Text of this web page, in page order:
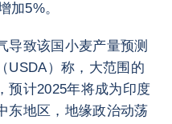
加5%。
导致该国小麦产量预测
USDA）称，大范围的
预计2025年将成为印度
东地区，地缘政治动荡